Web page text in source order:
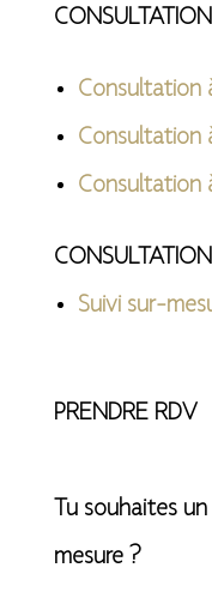
Consultation
Consultation
Consultation
Suivi sur-
PRENDRE RDV
Tu souhaites
mesure ?